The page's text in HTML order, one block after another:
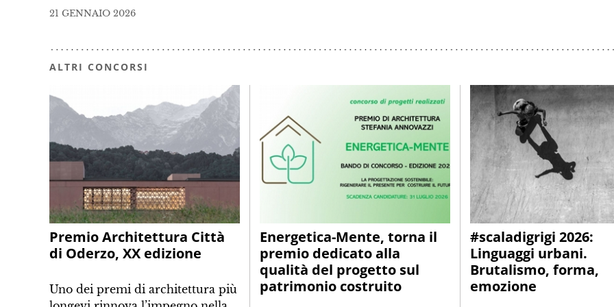
21 GENNAIO 2026
ALTRI CONCORSI
Premio Architettura Città
di Oderzo, XX edizione
Uno dei premi di architettura più
Energetica-Mente, torna il
premio dedicato alla
qualità del progetto sul
patrimonio costruito
#scaladigrigi 2026:
Linguaggi urbani.
Brutalismo, forma,
emozione